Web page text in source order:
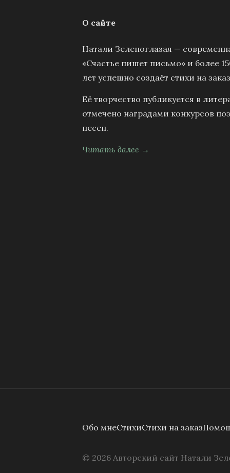
О сайте
Натали Зеленоглазая —
«Счастье пишет письмо» и более
лет успешно создаёт стихи на
Её творчество публикуется в
отмечено наградами конкурсов
песен.
Читать далее →
Обо мнеСтихиСтихи на заказ
© 2026 Авторский сайт Натали